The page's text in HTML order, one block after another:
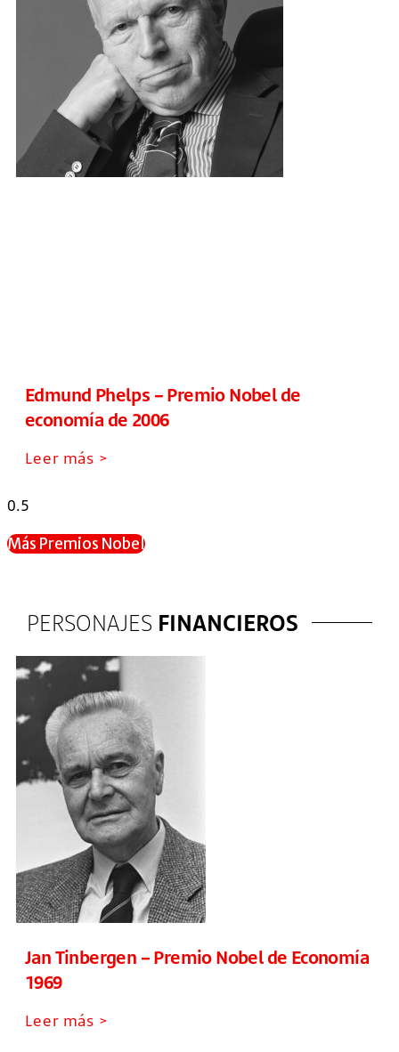
Edmund Phelps – Premio Nobel de
economía de 2006
Leer más >
Más Premios Nobel
PERSONAJES FINANCIEROS
Jan Tinbergen – Premio Nobel de Economía
1969
Leer más >